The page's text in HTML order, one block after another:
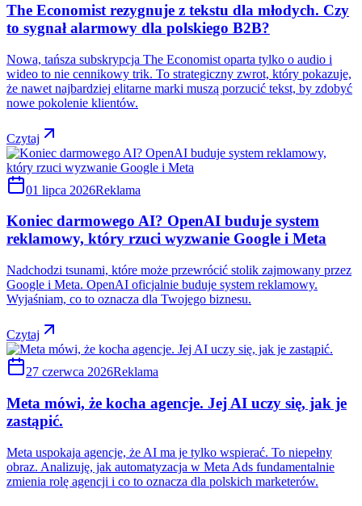
The Economist rezygnuje z tekstu dla młodych. Czy
to sygnał alarmowy dla polskiego B2B?
Nowa, tańsza subskrypcja The Economist oparta tylko o audio i
wideo to nie cennikowy trik. To strategiczny zwrot, który pokazuje,
że nawet najbardziej elitarne marki muszą porzucić tekst, by zdobyć
nowe pokolenie klientów.
Czytaj
01 lipca 2026Reklama
Koniec darmowego AI? OpenAI buduje system
reklamowy, który rzuci wyzwanie Google i Meta
Nadchodzi tsunami, które może przewrócić stolik zajmowany przez
Google i Meta. OpenAI oficjalnie buduje system reklamowy.
Wyjaśniam, co to oznacza dla Twojego biznesu.
Czytaj
27 czerwca 2026Reklama
Meta mówi, że kocha agencje. Jej AI uczy się, jak je
zastąpić.
Meta uspokaja agencje, że AI ma je tylko wspierać. To niepełny
obraz. Analizuję, jak automatyzacja w Meta Ads fundamentalnie
zmienia rolę agencji i co to oznacza dla polskich marketerów.